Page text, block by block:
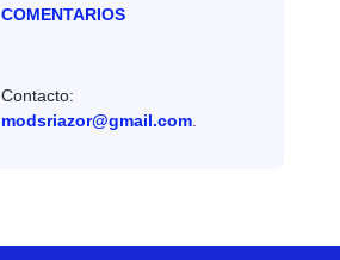
COMENTARIOS
Contacto:
modsriazor@gmail.com.